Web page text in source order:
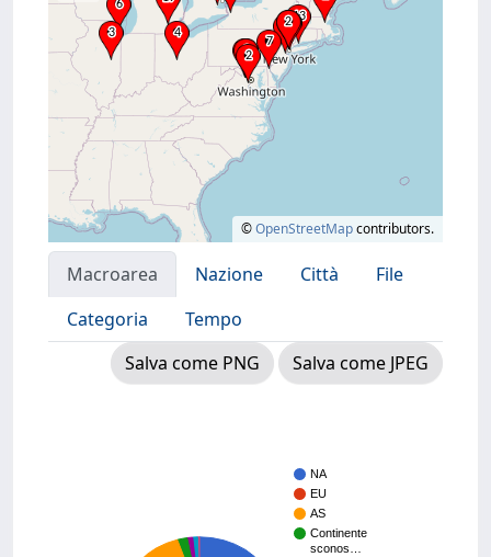
©OpenStreetMapcontributors.
Macroarea Nazione Città
File
Categoria
Tempo
Salva come PNG
Salva come JPEG
NA
EU
AS
Continente
sconos…